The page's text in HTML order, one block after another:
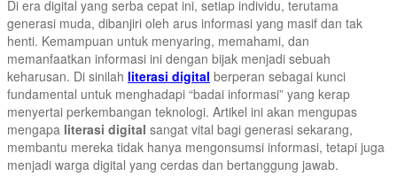
Di era digital yang serba cepat ini, setiap individu, terutama
generasi muda, dibanjiri oleh arus informasi yang masif dan tak
henti. Kemampuan untuk menyaring, memahami, dan
memanfaatkan informasi ini dengan bijak menjadi sebuah
keharusan. Di sinilah literasi digital berperan sebagai kunci
fundamental untuk menghadapi “badai informasi” yang kerap
menyertai perkembangan teknologi. Artikel ini akan mengupas
mengapa literasi digital sangat vital bagi generasi sekarang,
membantu mereka tidak hanya mengonsumsi informasi, tetapi juga
menjadi warga digital yang cerdas dan bertanggung jawab.